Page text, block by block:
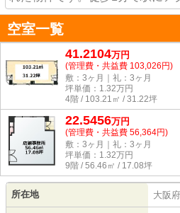
空室一覧
41.2104万円
(管理費・共益費 103,026円)
敷：3ヶ月｜礼：3ヶ月
坪単価： 1.32万円
4階 / 103.21㎡ / 31.22坪
22.5456万円
(管理費・共益費 56,364円)
敷：3ヶ月｜礼：3ヶ月
坪単価： 1.32万円
9階 / 56.46㎡ / 17.08坪
所在地 大阪府